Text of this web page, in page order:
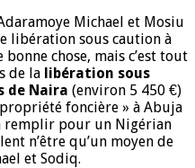
Michael et Mosiu
libération sous caution à
chose, mais c’est tout
de la libération sous
de Naira (environ 5 450 €)
foncière » à Abuja
remplir pour un Nigérian
n’être qu’un moyen de
et Sodiq.